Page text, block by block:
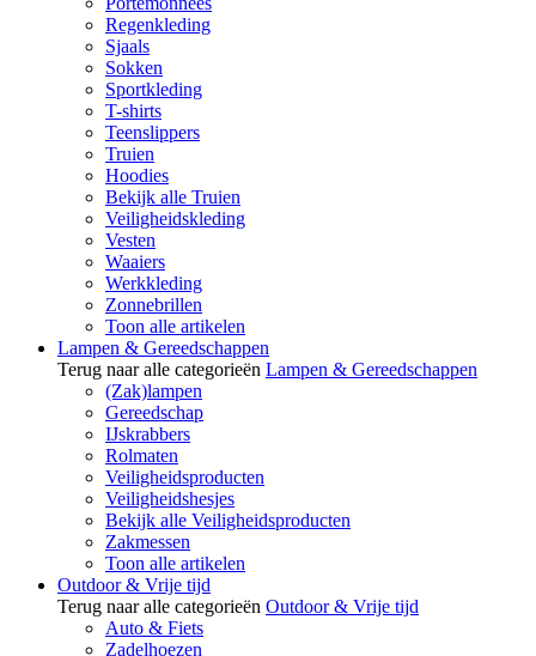
Regenkleding
Sjaals
Sokken
Sportkleding
T-shirts
Teenslippers
Truien
Hoodies
Bekijk alle Truien
Veiligheidskleding
Vesten
Waaiers
Werkkleding
Zonnebrillen
Toon alle artikelen
Lampen & Gereedschappen
Terug naar alle categorieën Lampen & Gereedschappen
(Zak)lampen
Gereedschap
IJskrabbers
Rolmaten
Veiligheidsproducten
Veiligheidshesjes
Bekijk alle Veiligheidsproducten
Zakmessen
Toon alle artikelen
Outdoor & Vrije tijd
Terug naar alle categorieën Outdoor & Vrije tijd
Auto & Fiets
Zadelhoezen